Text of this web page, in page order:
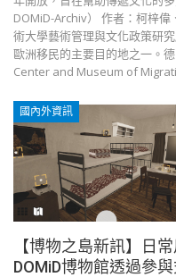
DOMiD-Archiv） 作者：柯梓
術大學藝術管理與文化政策研
歐洲移民的主要目的地之一。
Center and Museum of
國內外資訊
【博物之島新訊】日
DOMiD博物館透過參